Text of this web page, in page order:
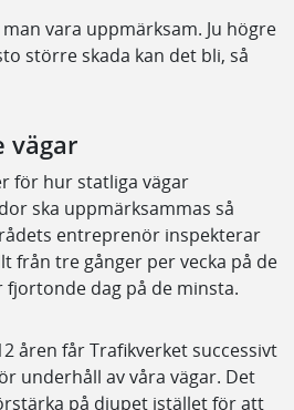
vara uppmärksam. Ju högre
större skada kan det bli, så
vägar
för hur statliga vägar
ska uppmärksammas så
entreprenör inspekterar
från tre gånger per vecka på de
dag på de minsta.
åren får Trafikverket successivt
underhåll av våra vägar. Det
på djupet istället för att